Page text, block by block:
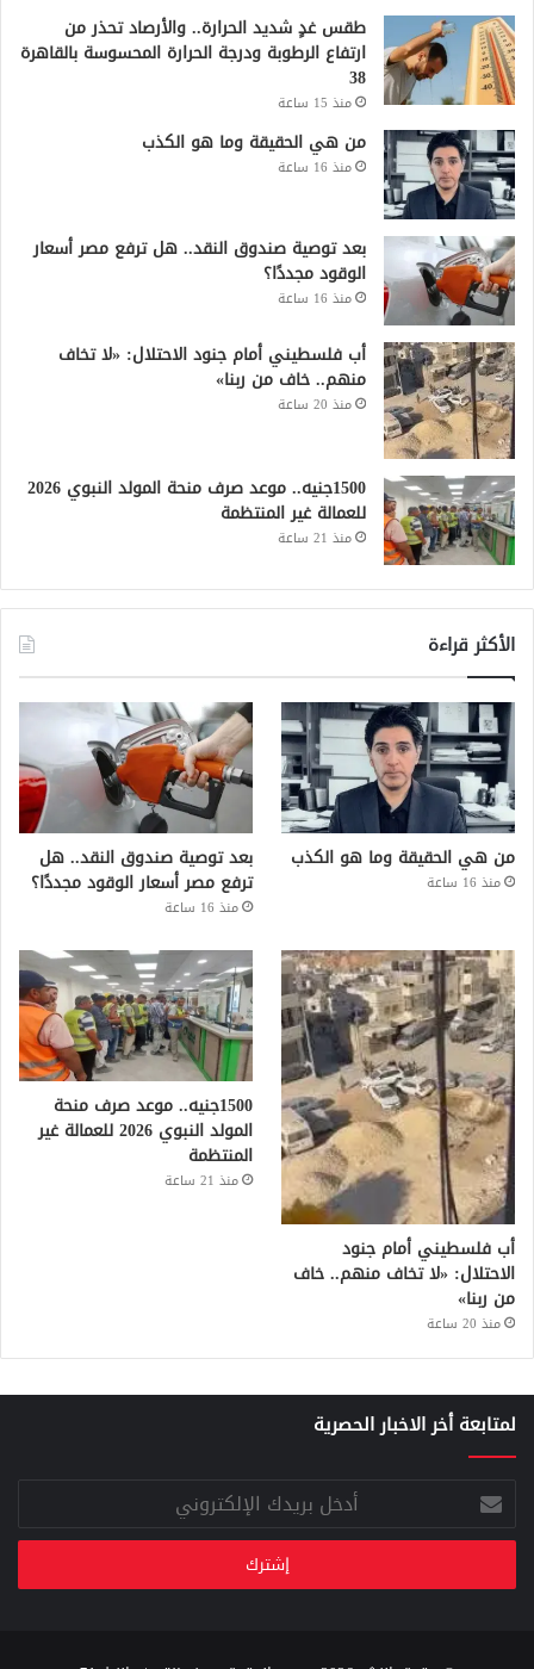
طقس غدٍ شديد الحرارة.. والأرصاد تحذر من
ارتفاع الرطوبة ودرجة الحرارة المحسوسة بالقاهرة
38
منذ 15 ساعة
من هي الحقيقة وما هو الكذب
منذ 16 ساعة
بعد توصية صندوق النقد.. هل ترفع مصر أسعار
الوقود مجددًا؟
منذ 16 ساعة
أب فلسطيني أمام جنود الاحتلال: «لا تخاف
منهم.. خاف من ربنا»
منذ 20 ساعة
1500جنيه.. موعد صرف منحة المولد النبوي 2026
للعمالة غير المنتظمة
منذ 21 ساعة
الأكثر قراءة
من هي الحقيقة وما هو الكذب
منذ 16 ساعة
بعد توصية صندوق النقد.. هل
ترفع مصر أسعار الوقود مجددًا؟
منذ 16 ساعة
أب فلسطيني أمام جنود
الاحتلال: «لا تخاف منهم.. خاف
من ربنا»
منذ 20 ساعة
1500جنيه.. موعد صرف منحة
المولد النبوي 2026 للعمالة غير
المنتظمة
منذ 21 ساعة
لمتابعة أخر الاخبار الحصرية
أدخل
بريدك
الإلكتروني